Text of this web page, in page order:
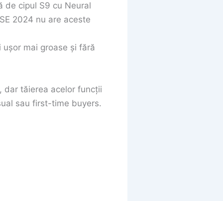
de cipul S9 cu Neural
2024 nu are aceste
mai groase și fără
dar tăierea acelor funcții
sau first-time buyers.